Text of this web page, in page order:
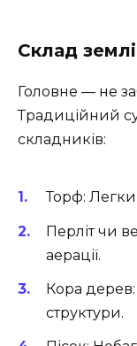
Склад
Головне — не
Традиційний
складників:
Торф:
Перліт чи
аерації.
Кора
структури.